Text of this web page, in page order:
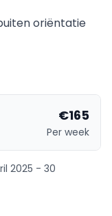
oriëntatie
€165
Per week
2025 - 30